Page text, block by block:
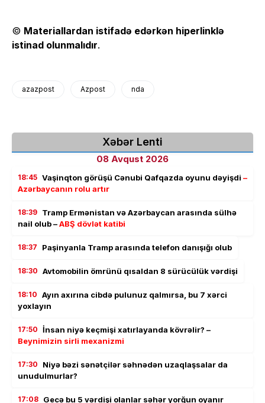
© Materiallardan istifadə edərkən hiperlinklə
istinad olunmalıdır.
azazpost Azpost nda
Xəbər Lenti
08 Avqust 2026
18:45 Vaşinqton görüşü Cənubi Qafqazda oyunu dəyişdi –
Azərbaycanın rolu artır
18:39 Tramp Ermənistan və Azərbaycan arasında sülhə
nail olub –ABŞ dövlət katibi
18:37 Paşinyanla Tramp arasında telefon danışığı olub
18:30 Avtomobilin ömrünü qısaldan 8 sürücülük vərdişi
18:10 Ayın axırına cibdə pulunuz qalmırsa, bu 7 xərci
yoxlayın
17:50 İnsan niyə keçmişi xatırlayanda kövrəlir? –
Beynimizin sirli mexanizmi
17:30
Niyə bəzi sənətçilər səhnədən uzaqlaşsalar da
unudulmurlar?
17:08 Gecə bu 5 vərdişi olanlar səhər yorğun oyanır